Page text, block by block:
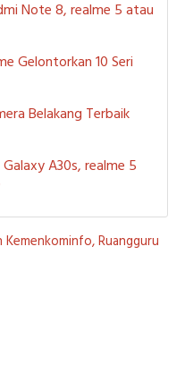
Note 8, realme 5 atau
Gelontorkan 10 Seri
Belakang Terbaik
A30s, realme 5
Ruangguru